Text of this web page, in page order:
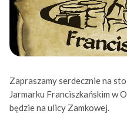
Zapraszamy serdecznie na
Jarmarku Franciszkańskim w
będzie na ulicy Zamkowej.